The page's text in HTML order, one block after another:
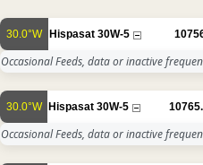
30.0°W Hispasat 30W-5
Occasional Feeds, data or inactive
30.0°W Hispasat 30W-5
Occasional Feeds, data or inactive